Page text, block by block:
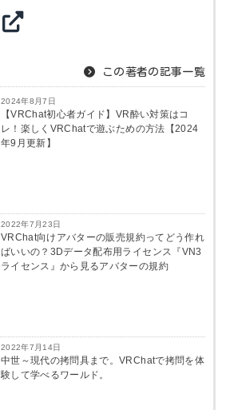
この著者の記事一覧
2024年8月7日
【VRChat初心者ガイド】VR酔い対策はコ
レ！楽しくVRChatで遊ぶための方法【2024
年9月更新】
2022年7月23日
VRChat向けアバターの販売規約ってどう作れ
ばいいの？3Dデータ配布用ライセンス『VN3
ライセンス』から見るアバターの規約
2022年7月14日
中世～現代の拷問具まで。VRChatで拷問を体
験して学べるワールド。